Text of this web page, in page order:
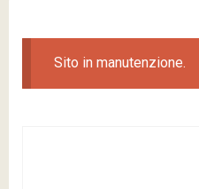
Sito in manutenzione.